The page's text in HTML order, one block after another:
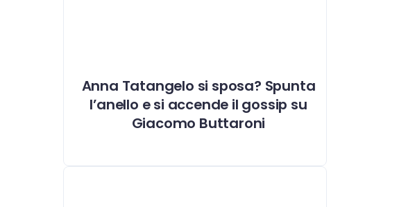
Anna Tatangelo si sposa? Spunta
l’anello e si accende il gossip su
Giacomo Buttaroni